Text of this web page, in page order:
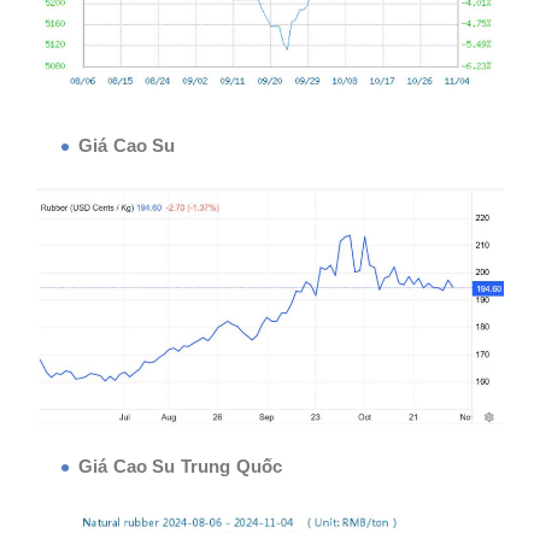
Giá Cao Su
Giá Cao Su Trung Quốc